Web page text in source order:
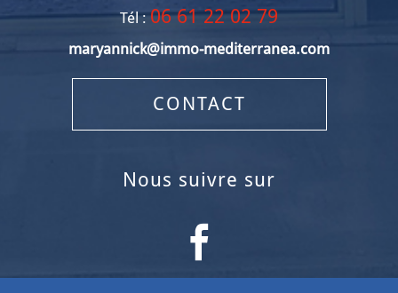
Tél :06 61 22 02 79
maryannick@immo-mediterranea.com
CONTACT
nous suivre sur